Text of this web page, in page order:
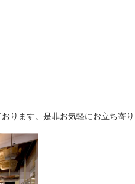
ります。是非お気軽にお立ち寄